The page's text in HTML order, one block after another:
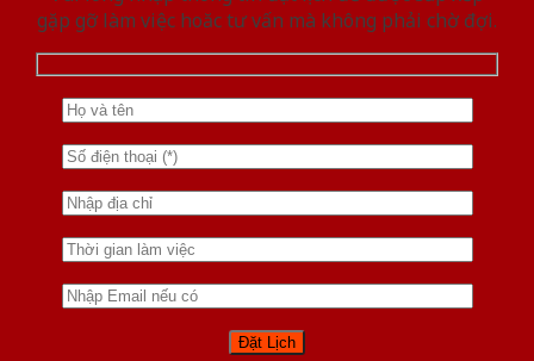
gặp gỡ làm việc hoăc tư vấn mà không phải chờ đợi.